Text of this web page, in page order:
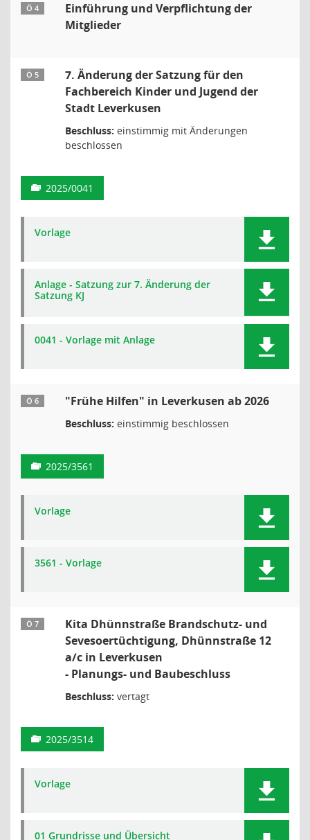
Ö 4
Einführung und Verpflichtung der
Mitglieder
Ö 5
7. Änderung der Satzung für den
Fachbereich Kinder und Jugend der
Stadt Leverkusen
Beschluss: einstimmig mit Änderungen
beschlossen
2025/0041
Vorlage
Anlage - Satzung zur 7. Änderung der
Satzung KJ
0041 - Vorlage mit Anlage
Ö 6 "Frühe Hilfen" in Leverkusen ab 2026
Beschluss: einstimmig beschlossen
2025/3561
Vorlage
3561 - Vorlage
Ö 7
Kita Dhünnstraße Brandschutz- und
Sevesoertüchtigung, Dhünnstraße 12
a/c in Leverkusen
- Planungs- und Baubeschluss
Beschluss: vertagt
2025/3514
Vorlage
01 Grundrisse und Übersicht